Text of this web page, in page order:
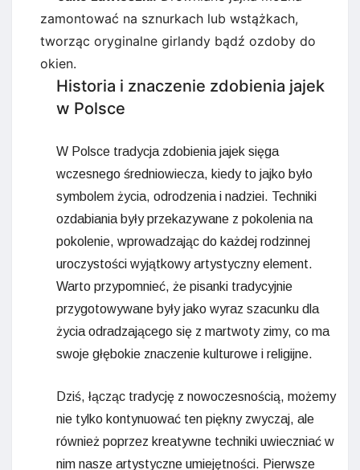
zamontować na sznurkach lub wstążkach,
tworząc oryginalne girlandy bądź ozdoby do
okien.
Historia i znaczenie zdobienia jajek
w Polsce
W Polsce tradycja zdobienia jajek sięga
wczesnego średniowiecza, kiedy to jajko było
symbolem życia, odrodzenia i nadziei. Techniki
ozdabiania były przekazywane z pokolenia na
pokolenie, wprowadzając do każdej rodzinnej
uroczystości wyjątkowy artystyczny element.
Warto przypomnieć, że pisanki tradycyjnie
przygotowywane były jako wyraz szacunku dla
życia odradzającego się z martwoty zimy, co ma
swoje głębokie znaczenie kulturowe i religijne.
Dziś, łącząc tradycję z nowoczesnością, możemy
nie tylko kontynuować ten piękny zwyczaj, ale
również poprzez kreatywne techniki uwieczniać w
nim nasze artystyczne umiejętności. Pierwsze